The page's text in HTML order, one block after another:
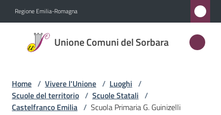
Regione Emilia-Romagna
Unione Comuni del Sorbara
Unione
Comuni
Sorbara
Home / Vivere l'Unione / Luoghi /
Scuole del territorio / Scuole Statali /
Castelfranco Emilia / Scuola Primaria G. Guinizelli